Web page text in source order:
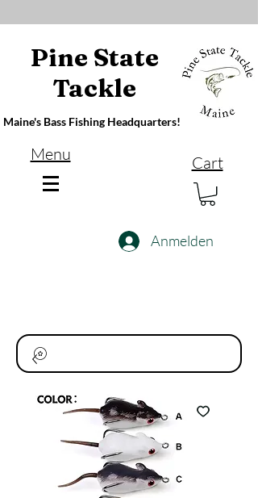
Pine State
Tackle
Maine's Bass Fishing Headquarters!
Menu Cart
Anmelden